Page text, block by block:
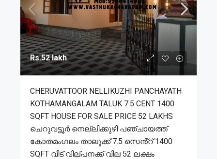
Rs.52 lakh
CHERUVATTOOR NELLIKUZHI PANCHAYATH
KOTHAMANGALAM TALUK 7.5 CENT 1400
SQFT HOUSE FOR SALE PRICE 52 LAKHS
ചെറുവട്ടൂർ നെല്ലിക്കുഴി പഞ്ചായത്ത്
കോതമംഗലം താലൂക്ക് 7.5 സെൻ്റ് 1400
SQFT വീട് വില്പനക്ക് വില 52 ലക്ഷം